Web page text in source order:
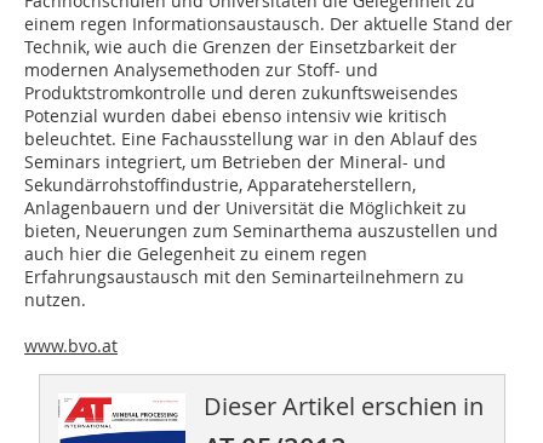
einem regen Informationsaustausch. Der aktuelle Stand der
Technik, wie auch die Grenzen der Einsetzbarkeit der
modernen Analysemethoden zur Stoff- und
Produktstromkontrolle und deren zukunftsweisendes
Potenzial wurden dabei ebenso intensiv wie kritisch
beleuchtet. Eine Fachausstellung war in den Ablauf des
Seminars integriert, um Betrieben der Mineral- und
Sekundärrohstoffindustrie, Apparateherstellern,
Anlagenbauern und der Universität die Möglichkeit zu
bieten, Neuerungen zum Seminarthema auszustellen und
auch hier die Gelegenheit zu einem regen
Erfahrungsaustausch mit den Seminarteilnehmern zu
nutzen.
www.bvo.at
Dieser Artikel erschien in